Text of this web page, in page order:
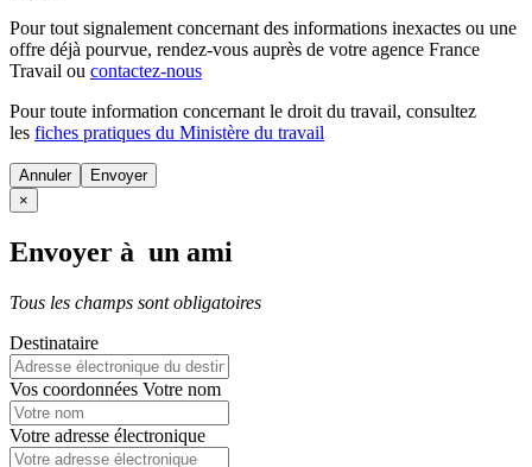
Pour tout signalement concernant des informations inexactes ou une
offre déjà pourvue, rendez-vous auprès de votre agence France
Travail ou contactez-nous
Pour toute information concernant le droit du travail, consultez
les fiches pratiques du Ministère du travail
Annuler
×
Envoyer à un ami
Tous les champs sont obligatoires
Destinataire
Vos coordonnées Votre nom
Votre adresse électronique